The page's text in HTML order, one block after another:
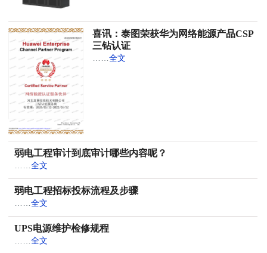
喜讯：泰图荣获华为网络能源产品CSP
三钻认证
……全文
弱电工程审计到底审计哪些内容呢？
……全文
弱电工程招标投标流程及步骤
……全文
UPS电源维护检修规程
……全文